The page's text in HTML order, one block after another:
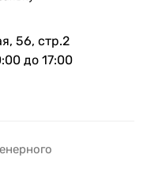
56, стр.2
до 17:00